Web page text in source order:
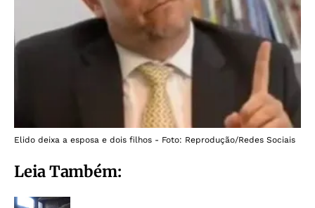
Elido deixa a esposa e dois filhos - Foto: Reprodução/Redes Sociais
Leia Também: